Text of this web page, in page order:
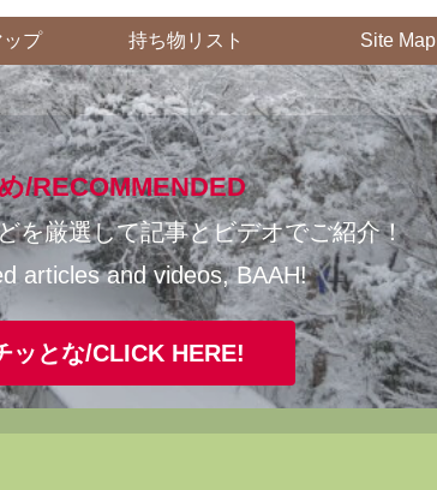
プ 持ち物リスト Site Map
/RECOMMENDED
を厳選して記事とビデオでご紹介！
articles and videos, BAAH!
ッとな/CLICK HERE!